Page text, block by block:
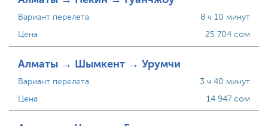
Вариант перелета
Цена
8 ч 10 минут
25 704 сом
Алматы → Шымкент → Урумчи
Вариант перелета
Цена
3 ч 40 минут
14 947 сом